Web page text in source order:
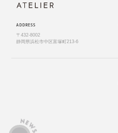
ADDRESS
〒432-8002
静岡県浜松市中区富塚町213-6